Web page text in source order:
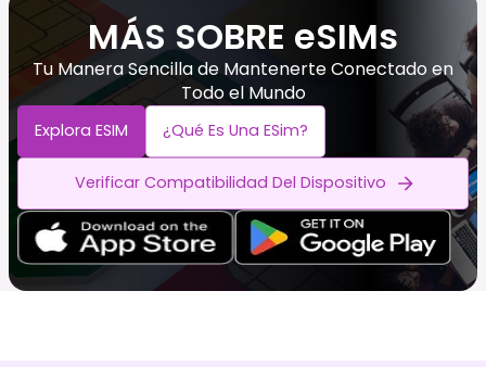
MÁS SOBRE eSIMs
Tu Manera Sencilla de Mantenerte Conectado en
Todo el Mundo
Explora ESIM ¿Qué Es Una ESim?
Verificar Compatibilidad Del Dispositivo